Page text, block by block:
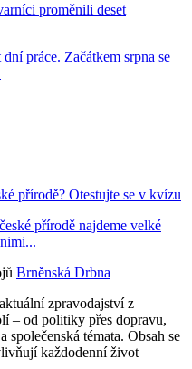
proměnili deset
práce. Začátkem srpna se
přírodě? Otestujte se v kvízu
přírodě najdeme velké
Brněnská Drbna
zpravodajství z
– od politiky přes dopravu,
společenská témata. Obsah se
každodenní život